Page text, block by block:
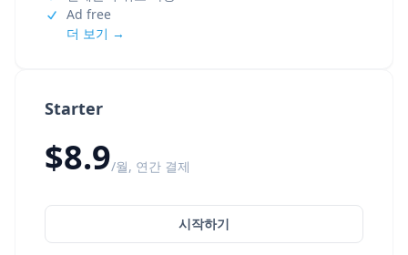
Starter
$8.9/월, 연간 결제
시작하기
Ad free
더 보기 →